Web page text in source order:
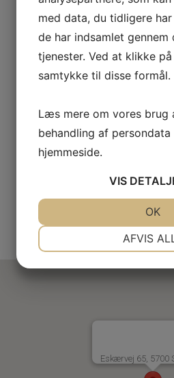
Eskærvej 65, 5700
med data, du tidligere
de har indsamlet
tjenester. Ved at klikke
samtykke til disse formål.
Læs mere om vores brug
behandling af
hjemmeside.
VIS
AFVIS
OK